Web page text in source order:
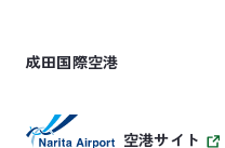
成田国際空港
空港サイト